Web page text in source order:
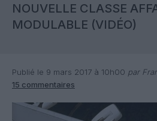
NOUVELLE CLASSE
MODULABLE (VIDÉO)
Publié le 9 mars 2017 à 10h00 par
15 commentaires